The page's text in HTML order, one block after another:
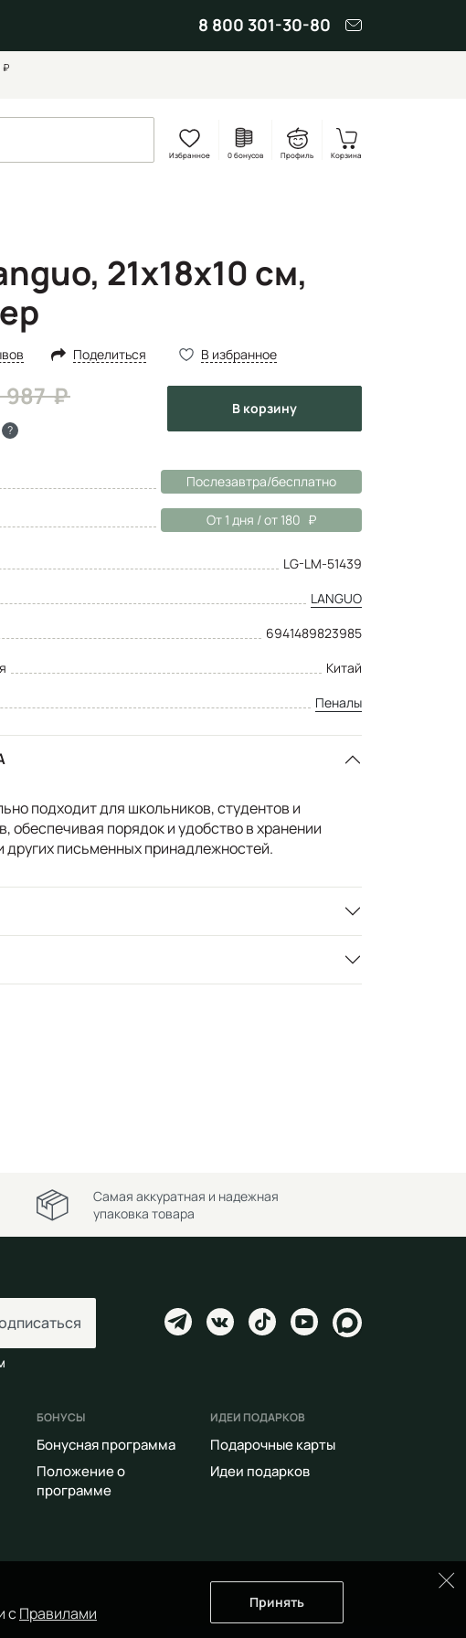
8 800 301-30-80
₽
Избранное 0 бонусов Профиль Корзина
21х18х10 см,
Поделиться В избранное
987
?
в корзину
Послезавтра/бесплатно
От 1 дня / от 180
LG-LM-51439
LANGUO
6941489823985
Китай
Пеналы
подходит для школьников, студентов и
обеспечивая порядок и удобство в хранении
других письменных принадлежностей.
сПравилами
Принять
Самая аккуратная и надежная
упаковка товара
БОНУСЫ
Бонусная программа
Положение о
программе
ИДЕИ ПОДАРКОВ
Подарочные карты
Идеи подарков